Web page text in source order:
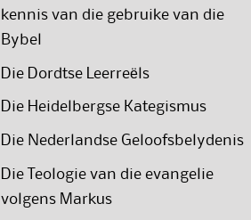
kennis van die gebruike van die
Bybel
Die Dordtse Leerreëls
Die Heidelbergse Kategismus
Die Nederlandse Geloofsbelydenis
Die Teologie van die evangelie
volgens Markus